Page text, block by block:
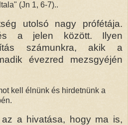
(Jn 1, 6-7)..
utolsó nagy prófétája.
a jelen között. Ilyen
számunkra, akik a
évezred mezsgyéjén
kell élnünk és hirdetnünk a
a hivatása, hogy ma is,